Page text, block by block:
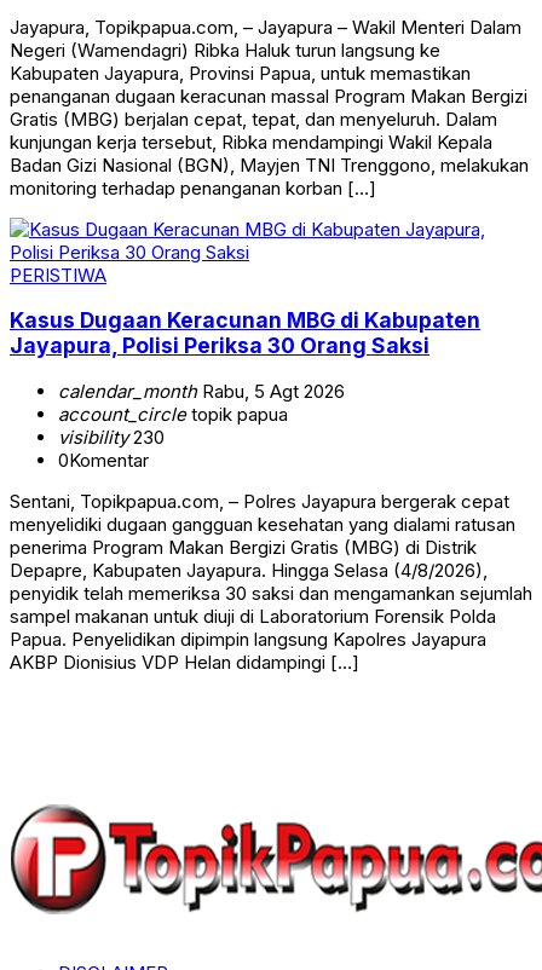
Jayapura, Topikpapua.com, – Jayapura – Wakil Menteri Dalam
Negeri (Wamendagri) Ribka Haluk turun langsung ke
Kabupaten Jayapura, Provinsi Papua, untuk memastikan
penanganan dugaan keracunan massal Program Makan Bergizi
Gratis (MBG) berjalan cepat, tepat, dan menyeluruh. Dalam
kunjungan kerja tersebut, Ribka mendampingi Wakil Kepala
Badan Gizi Nasional (BGN), Mayjen TNI Trenggono, melakukan
monitoring terhadap penanganan korban […]
PERISTIWA
Kasus Dugaan Keracunan MBG di Kabupaten
Jayapura, Polisi Periksa 30 Orang Saksi
calendar_monthRabu, 5 Agt 2026
account_circletopik papua
visibility230
0Komentar
Sentani, Topikpapua.com, – Polres Jayapura bergerak cepat
menyelidiki dugaan gangguan kesehatan yang dialami ratusan
penerima Program Makan Bergizi Gratis (MBG) di Distrik
Depapre, Kabupaten Jayapura. Hingga Selasa (4/8/2026),
penyidik telah memeriksa 30 saksi dan mengamankan sejumlah
sampel makanan untuk diuji di Laboratorium Forensik Polda
Papua. Penyelidikan dipimpin langsung Kapolres Jayapura
AKBP Dionisius VDP Helan didampingi […]